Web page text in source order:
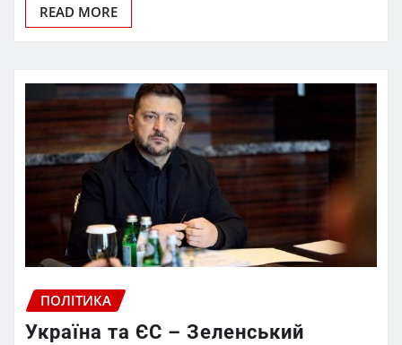
READ MORE
ПОЛІТИКА
Україна та ЄС – Зеленський